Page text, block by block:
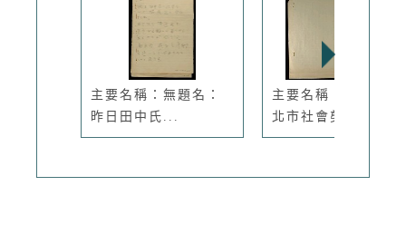
主要名稱：無題名：
昨日田中氏...
主要名稱：日據初期
北市社會剪影